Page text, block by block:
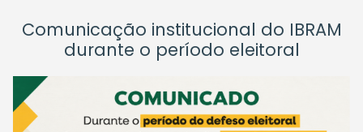
Comunicação institucional do IBRAM
durante o período eleitoral